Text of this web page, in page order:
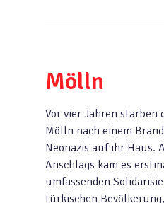
Mölln
Vor vier Jahren starben
Mölln nach einem
Neonazis auf ihr Haus.
Anschlags kam es
umfassenden
türkischen